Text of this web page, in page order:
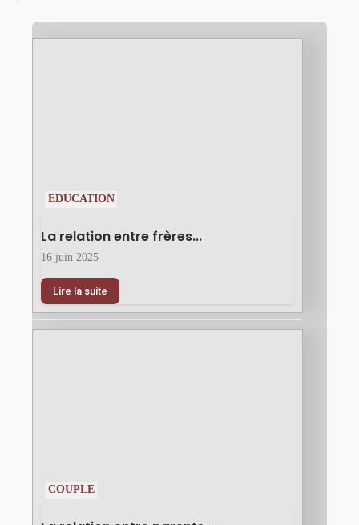
EDUCATION
La relation entre frères...
16 juin 2025
Lire la suite
COUPLE